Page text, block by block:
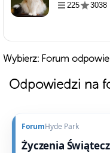
225
3038
Wybierz: Forum
Odpowiedzi na
ForumHyde Park
Życzenia